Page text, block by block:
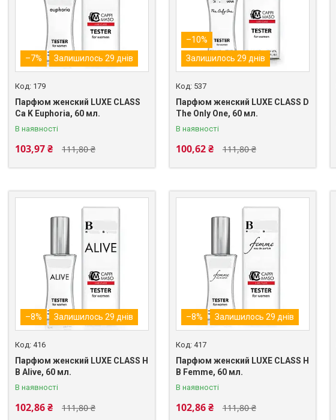
–7% Залишилось 29 днів
179
Парфюм женский LUXE CLASS
Ca K Euphoria, 60 мл.
В наявності
111,80 ₴
103,97 ₴
–10%
Залишилось 29 днів
537
Парфюм женский LUXE CLASS D
The Only One, 60 мл.
В наявності
111,80 ₴
100,62 ₴
–8% Залишилось 29 днів
416
Парфюм женский LUXE CLASS H
B Alive, 60 мл.
В наявності
111,80 ₴
102,86 ₴
–8% Залишилось 29 днів
417
Парфюм женский LUXE CLASS H
B Femme, 60 мл.
В наявності
111,80 ₴
102,86 ₴